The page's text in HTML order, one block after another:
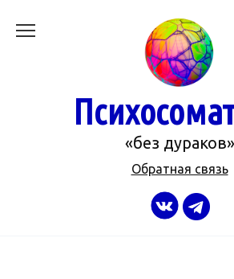
«без дураков»
Обратная связь